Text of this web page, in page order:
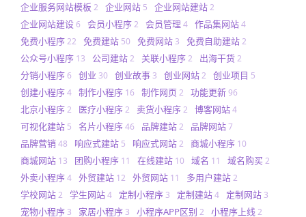
企业服务网站模板 2 企业网站 5 企业网站建站2
企业网站建设6 会员小程序2 会员管理 4 作品集网站4
免费小程序22 免费建站 50 免费网站 3 免费自助建站2
公众号小程序 13 公司建站2 关联小程序2 出海干货2
分销小程序6 创业 30 创业故事 3 创业网站2 创业项目 5
创建小程序4 制作小程序 16 制作网页 2 功能更新96
北京小程序2 医疗小程序2 卖货小程序2 博客网站4
可视化建站 5 名片小程序46 品牌建站2 品牌网站7
品牌营销 48 响应式建站 5 响应式网站2 商城小程序 10
商城网站 13 团购小程序 11 在线建站 10 域名 11 域名购买2
外卖小程序4 外贸建站 12 外贸网站 11 多用户建站2
学校网站2 学生网站4 定制小程序 3 定制建站4 定制网站 3
宠物小程序 3 家居小程序 3 小程序APP区别 2 小程序上线 2